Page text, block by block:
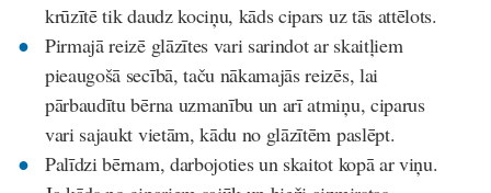
krūzītē tik daudz kociņu, kāds cipars uz tās attēlots.
Pirmajā reizē glāzītes vari sarindot ar skaitļiem
pieaugošā secībā, taču nākamajās reizēs, lai
pārbaudītu bērna uzmanību un arī atmiņu, ciparus
vari sajaukt vietām, kādu no glāzītēm paslēpt.
Palīdzi bērnam, darbojoties un skaitot kopā ar viņu.